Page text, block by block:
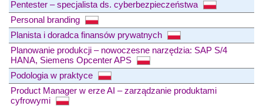
Pentester – specjalista ds. cyberbezpieczeństwa
Personal branding
Planista i doradca finansów prywatnych
Planowanie produkcji – nowoczesne narzędzia: SAP S/4
HANA, Siemens Opcenter APS
Podologia w praktyce
Product Manager w erze AI – zarządzanie produktami
cyfrowymi